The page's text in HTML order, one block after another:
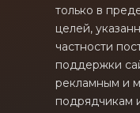
только в
целей,
частности
поддержки
рекламным и
подрядчикам